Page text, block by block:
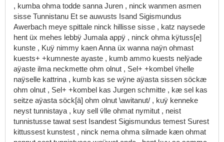
, kumba ohma todde sanna Juren , ninck wanmen asmen
sisse Tunnistanu Et se auwusts Isand Sigismundus
Awerbach meye spittale ninck hillisse sisse , katz naysede
hent üx mehes lebbÿ Jumala appÿ , ninck ohma kÿtuss[e]
kunste , Kuÿ nimmy kaenAnna üx wanna naÿn ohmast
kuests+ +kumneste ayaste , kumb ammo kuests nelÿade
aÿaste ilma neckmette ohm olnut , Sel+ +kombel v̈helle
naÿselle kattrina , kumb kas se wÿne aÿasta sissen söckæ
ohm olnut , Sel+ +kombel kas Jurgen schmitte , kæ sel kas
seitze aÿasta söck[ä] ohm olnut \awitanut/ , kuÿ kenneke
neyst tunnistaya , kuy sell v̈lle ohmat nymitut , neist
tunnistusse tawat sest Isandest Sigismundus temest Surest
kittussest kunstest , ninck nema ohma silmade kæn ohmat